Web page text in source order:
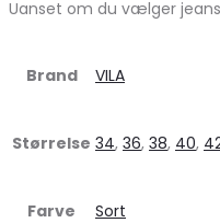
Uanset om du vælger
Brand VILA
Størrelse 34, 36, 38, 40,
Farve Sort